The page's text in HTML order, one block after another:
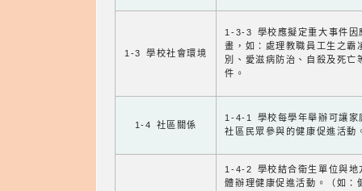
1-3 學校社會環境
1-3-3 學校應擬定重大事件因
畫，如：處理教職員工生之霸
別、愛滋病防治、自殺及死亡
件。
1-4 社區關係
1-4-1 學校每學年舉辦可讓家
社區民眾參與的健康促進活動
1-4-2 學校結合衛生單位與地
體辦理健康促進活動。（如：